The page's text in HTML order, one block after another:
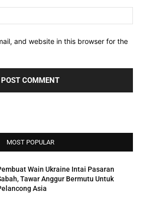
and website in this browser for the
MOST POPULAR
Wain Ukraine Intai Pasaran
Tawar Anggur Bermutu Untuk
Asia